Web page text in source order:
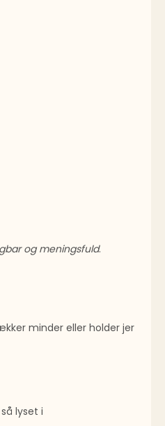
og meningsfuld.
minder eller holder jer
lyset i